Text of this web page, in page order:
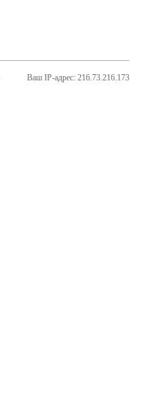
Ваш IP-адрес: 216.73.216.173